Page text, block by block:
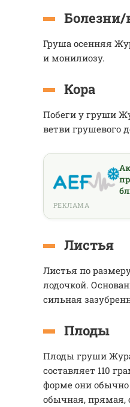
Болезни/
Груша осенняя
и монилиозу.
Кора
Побеги у груши
ветви грушевого
РЕКЛАМА
Листья
Листья по
лодочкой.
сильная
Плоды
Плоды груши
составляет 110
форме они
обычная, прямая,